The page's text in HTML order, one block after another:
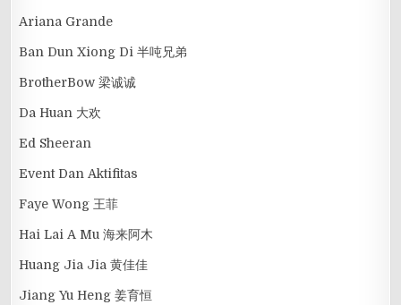
Ariana Grande
Ban Dun Xiong Di 半吨兄弟
BrotherBow 梁诚诚
Da Huan 大欢
Ed Sheeran
Event Dan Aktifitas
Faye Wong 王菲
Hai Lai A Mu 海来阿木
Huang Jia Jia 黄佳佳
Jiang Yu Heng 姜育恒